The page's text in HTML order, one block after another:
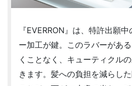
『EVERRON』は、特許出願
ー加工が鍵。このラバーがあ
くことなく、キューティクル
きます。髪への負担を減らし